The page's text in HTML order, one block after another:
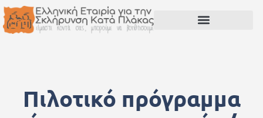
Πιλοτικό πρόγραμμα